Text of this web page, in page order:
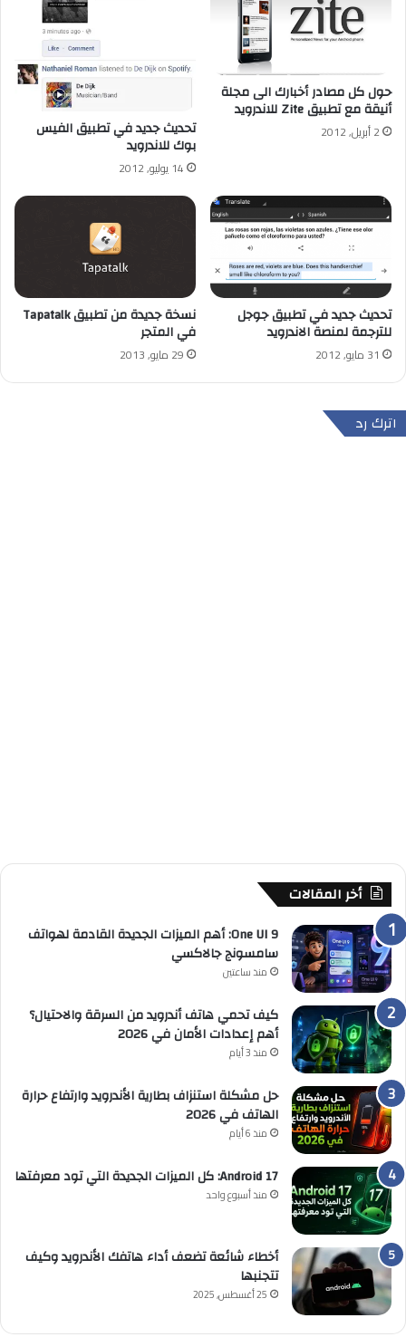
حول كل مصادر أخبارك الى مجلة
أنيقة مع تطبيق Zite للاندرويد
2 أبريل, 2012 تحديث جديد في تطبيق الفيس
بوك للاندرويد
14 يوليو, 2012
تحديث جديد في تطبيق جوجل
للترجمة لمنصة الاندرويد
31 مايو, 2012
نسخة جديدة من تطبيق Tapatalk
في المتجر
29 مايو, 2013
اترك رد
أخر المقالات
One UI 9: أهم الميزات الجديدة القادمة لهواتف
سامسونج جالاكسي
منذ ساعتين
كيف تحمي هاتف أندرويد من السرقة والاحتيال؟
أهم إعدادات الأمان في 2026
منذ 3 أيام
حل مشكلة استنزاف بطارية الأندرويد وارتفاع حرارة
الهاتف في 2026
منذ 6 أيام
Android 17: كل الميزات الجديدة التي تود معرفتها
منذ أسبوع واحد
أخطاء شائعة تضعف أداء هاتفك الأندرويد وكيف
تتجنبها
25 أغسطس, 2025